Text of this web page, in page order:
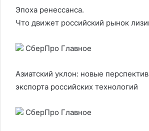
Эпоха ренессанса.
Что движет российский рынок
СберПро Главное
Азиатский уклон: новые
экспорта российских технологий
СберПро Главное